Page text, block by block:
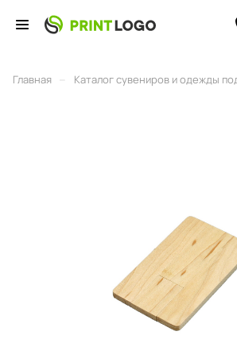
Главная Каталог сувениров и одежды